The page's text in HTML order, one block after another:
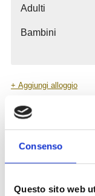
Consenso
Questo sito web